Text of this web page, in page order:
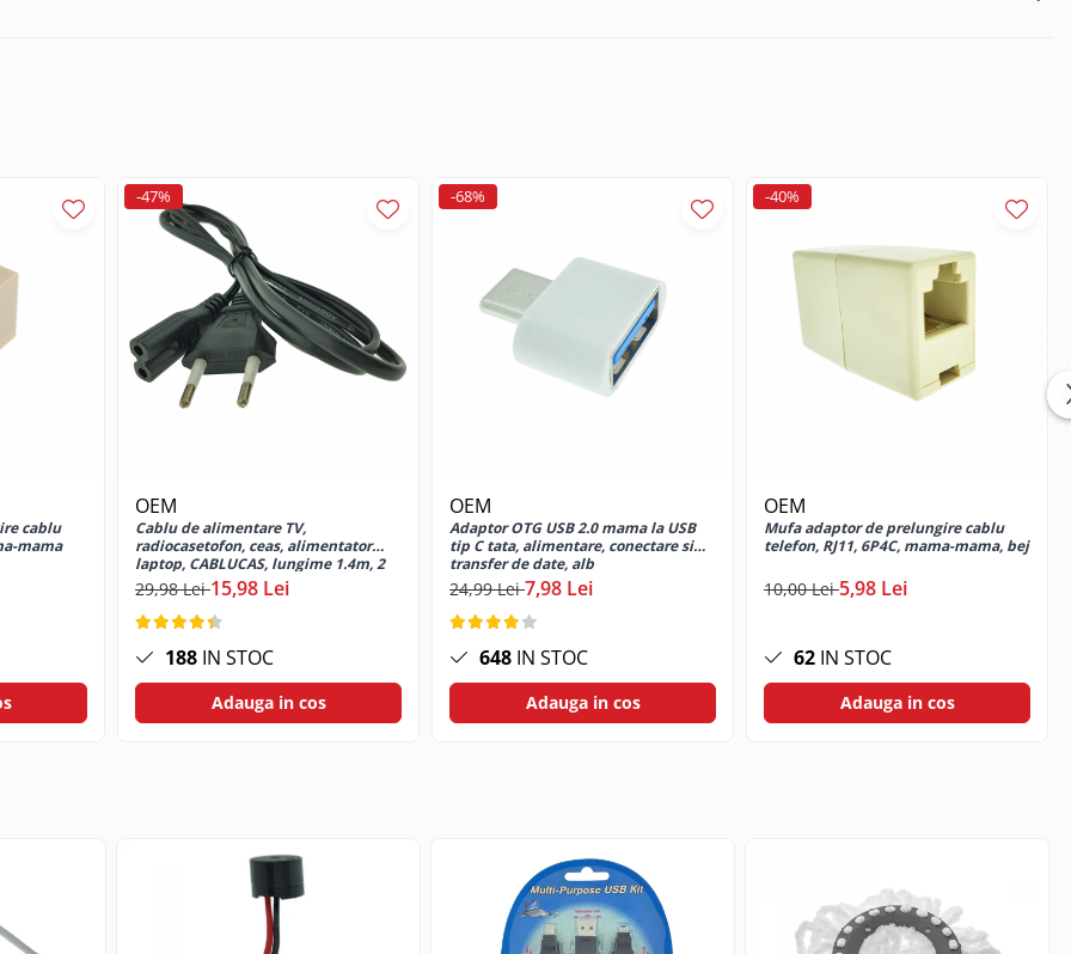
cablu
mama
-47%
OEM
Cablu de alimentare TV,
radiocasetofon, ceas, alimentator
laptop, CABLUCAS, lungime 1.4m, 2
pini, C7, 2.5A, 250V, negru
29,98 Lei15,98 Lei
188 IN STOC
Adauga in cos
-68%
OEM
Adaptor OTG USB 2.0 mama la USB
tip C tata, alimentare, conectare si
transfer de date, alb
24,99 Lei7,98 Lei
648 IN STOC
Adauga in cos
-40%
OEM
Mufa adaptor de prelungire cablu
telefon, RJ11, 6P4C, mama-mama, bej
10,00 Lei5,98 Lei
62 IN STOC
Adauga in cos